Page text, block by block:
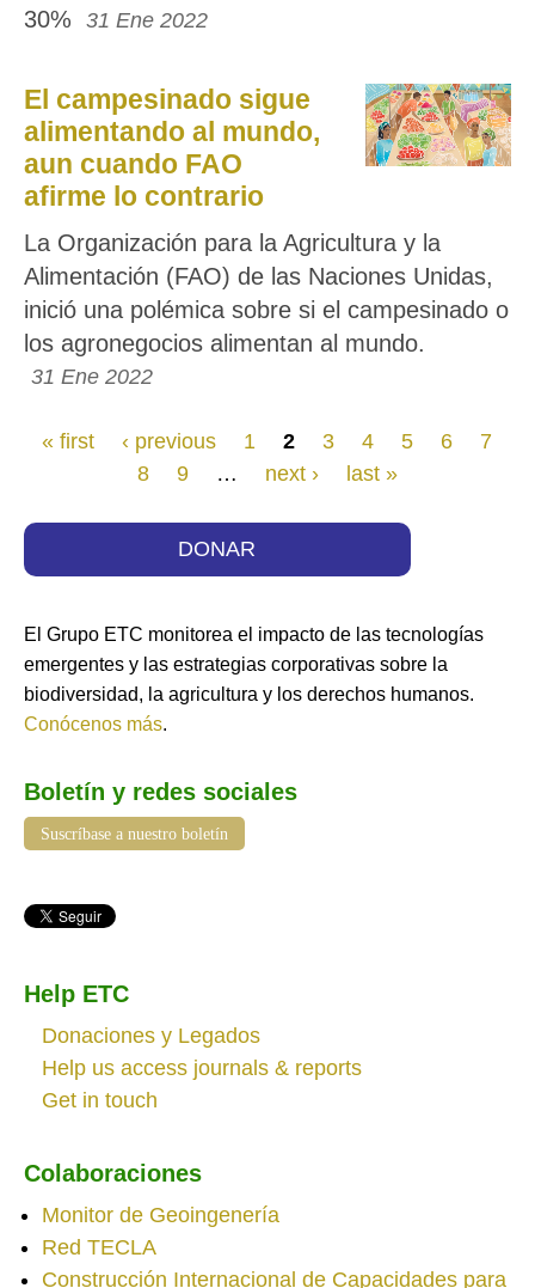
30%
31 Ene 2022
El campesinado sigue
alimentando al mundo,
aun cuando FAO
afirme lo contrario
La Organización para la Agricultura y la
Alimentación (FAO) de las Naciones Unidas,
inició una polémica sobre si el campesinado o
los agronegocios alimentan al mundo.
31 Ene 2022
Páginas
« first ‹ previous 1 2 3 4 5 6
7
8
9 … next › last »
DONAR
El Grupo ETC monitorea el impacto de las tecnologías
emergentes y las estrategias corporativas sobre la
biodiversidad, la agricultura y los derechos humanos.
Conócenos más.
Boletín y redes sociales
Suscríbase a nuestro boletín
Help ETC
Donaciones y Legados
Help us access journals & reports
Get in touch
Colaboraciones
Monitor de Geoingenería
Red TECLA
Construcción Internacional de Capacidades para